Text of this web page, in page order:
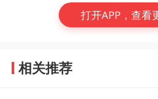
打开APP，查看
相关推荐